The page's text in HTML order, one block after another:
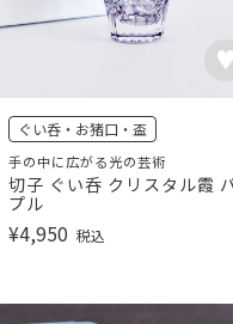
ぐい呑・お猪口・盃
手の中に広がる光の芸術
切子 ぐい呑 クリスタル霞
プル
¥4,950 税込